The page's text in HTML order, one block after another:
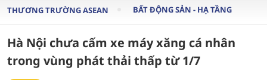
THƯƠNG TRƯỜNG ASEAN BẤT ĐỘNG SẢN - HẠ TẦNG
Hà Nội chưa cấm xe máy xăng cá nhân
trong vùng phát thải thấp từ 1/7